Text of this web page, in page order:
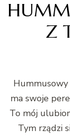
Z
Hummusowy
ma swoje
To mój
Tym rządzi